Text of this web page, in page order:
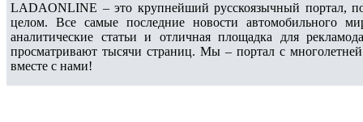
LADAONLINE – это крупнейший русскоязычный портал,
целом. Все самые последние новости автомобильного
аналитические статьи и отличная площадка для
просматривают тысячи страниц. Мы – портал с
вместе с нами!